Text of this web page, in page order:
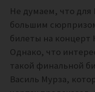
Не думаем, что
большим
билеты на концерт
Однако, что
такой финальной
Василь Мурза,